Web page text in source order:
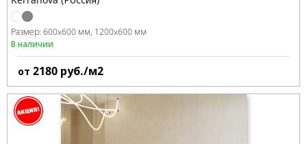
Размер: 600x600 мм 1200x600 мм
В наличии
от 2180 руб./м2